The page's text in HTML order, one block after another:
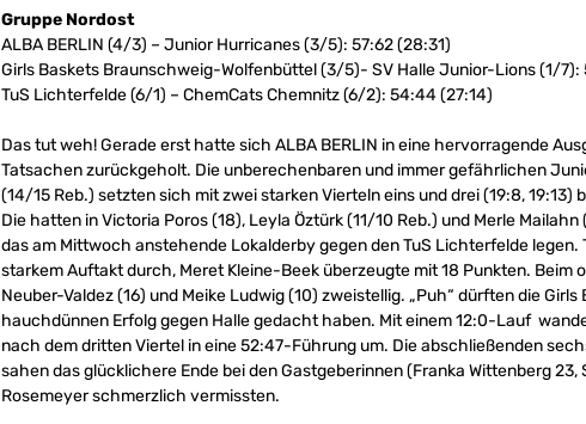
Gruppe Nordost
ALBA BERLIN (4/3) – Junior Hurricanes (3/5): 57:62 (28:31)
Girls Baskets Braunschweig-Wolfenbüttel (3/5)- SV Halle Junior-Lions (1/7):
TuS Lichterfelde (6/1) – ChemCats Chemnitz (6/2): 54:44 (27:14)
Das tut weh! Gerade erst hatte sich ALBA BERLIN in eine hervorragende
Tatsachen zurückgeholt. Die unberechenbaren und immer gefährlichen
(14/15 Reb.) setzten sich mit zwei starken Vierteln eins und drei (19:8,
Die hatten in Victoria Poros (18), Leyla Öztürk (11/10 Reb.) und Merle
das am Mittwoch anstehende Lokalderby gegen den TuS Lichterfelde
starkem Auftakt durch, Meret Kleine-Beek überzeugte mit 18 Punkten. Beim
Neuber-Valdez (16) und Meike Ludwig (10) zweistellig. „Puh“ dürften die
hauchdünnen Erfolg gegen Halle gedacht haben. Mit einem 12:0-Lauf
nach dem dritten Viertel in eine 52:47-Führung um. Die abschließenden
sahen das glücklichere Ende bei den Gastgeberinnen (Franka Wittenberg 23,
Rosemeyer schmerzlich vermissten.